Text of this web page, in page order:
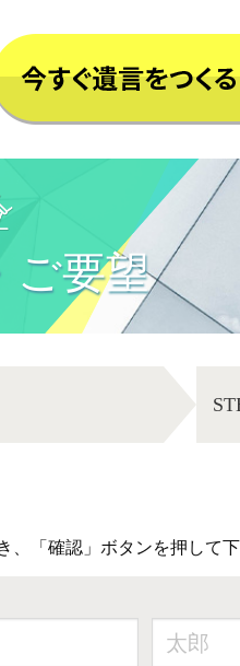
ご要望
、「確認」ボタンを押して